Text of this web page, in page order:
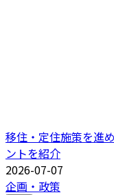
移住・定住施策を進
ントを紹介
2026-07-07
企画・政策